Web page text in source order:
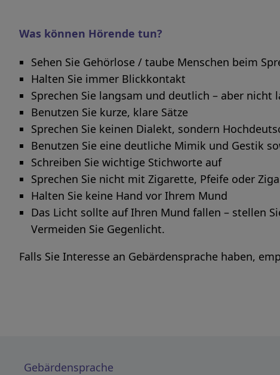
Was können Hörende tun?
Sehen Sie Gehörlose / taube Menschen beim
Halten Sie immer Blickkontakt
Sprechen Sie langsam und deutlich – aber nicht
Benutzen Sie kurze, klare Sätze
Sprechen Sie keinen Dialekt, sondern
Benutzen Sie eine deutliche Mimik und Gestik
Schreiben Sie wichtige Stichworte auf
Sprechen Sie nicht mit Zigarette, Pfeife oder
Halten Sie keine Hand vor Ihrem Mund
Das Licht sollte auf Ihren Mund fallen – stellen
Vermeiden Sie Gegenlicht.
Falls Sie Interesse an Gebärdensprache haben,
Gebärdensprache